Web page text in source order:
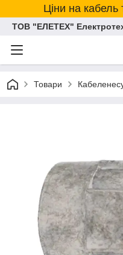
Ціни на кабель
ТОВ "ЕЛЕТЕХ"
Товари